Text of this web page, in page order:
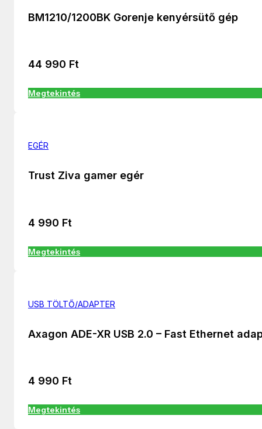
BM1210/1200BK Gorenje kenyérsütő gép
44 990 Ft
Megtekintés
EGÉR
Trust Ziva gamer egér
4 990 Ft
Megtekintés
USB TÖLTŐ/ADAPTER
Axagon ADE-XR USB 2.0 – Fast Ethernet
4 990 Ft
Megtekintés